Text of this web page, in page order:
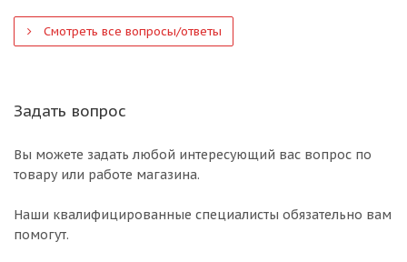
Смотреть все вопросы/ответы
Задать вопрос
Вы можете задать любой интересующий вас вопрос по
товару или работе магазина.
Наши квалифицированные специалисты обязательно вам
помогут.